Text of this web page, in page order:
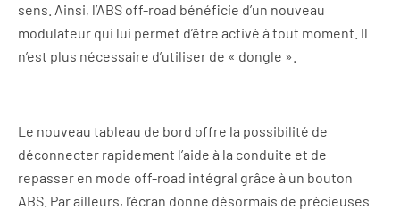
sens. Ainsi, l’ABS off-road bénéficie d’un nouveau
modulateur qui lui permet d’être activé à tout moment. Il
n’est plus nécessaire d’utiliser de « dongle ».
Le nouveau tableau de bord offre la possibilité de
déconnecter rapidement l’aide à la conduite et de
repasser en mode off-road intégral grâce à un bouton
ABS. Par ailleurs, l’écran donne désormais de précieuses